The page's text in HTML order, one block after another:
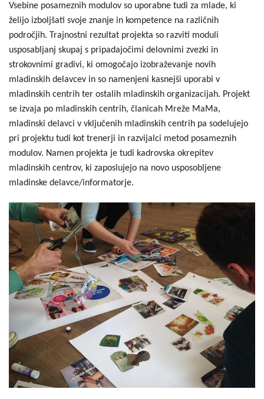
Vsebine posameznih modulov so uporabne tudi za mlade, ki
želijo izboljšati svoje znanje in kompetence na različnih
področjih. Trajnostni rezultat projekta so razviti moduli
usposabljanj skupaj s pripadajočimi delovnimi zvezki in
strokovnimi gradivi, ki omogočajo izobraževanje novih
mladinskih delavcev in so namenjeni kasnejši uporabi v
mladinskih centrih ter ostalih mladinskih organizacijah. Projekt
se izvaja po mladinskih centrih, članicah Mreže MaMa,
mladinski delavci v vključenih mladinskih centrih pa sodelujejo
pri projektu tudi kot trenerji in razvijalci metod posameznih
modulov. Namen projekta je tudi kadrovska okrepitev
mladinskih centrov, ki zaposlujejo na novo usposobljene
mladinske delavce/informatorje.